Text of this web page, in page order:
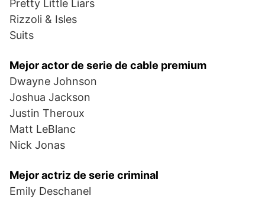
Pretty Little Liars
Rizzoli & Isles
Suits
Mejor actor de serie de cable premium
Dwayne Johnson
Joshua Jackson
Justin Theroux
Matt LeBlanc
Nick Jonas
Mejor actriz de serie criminal
Emily Deschanel